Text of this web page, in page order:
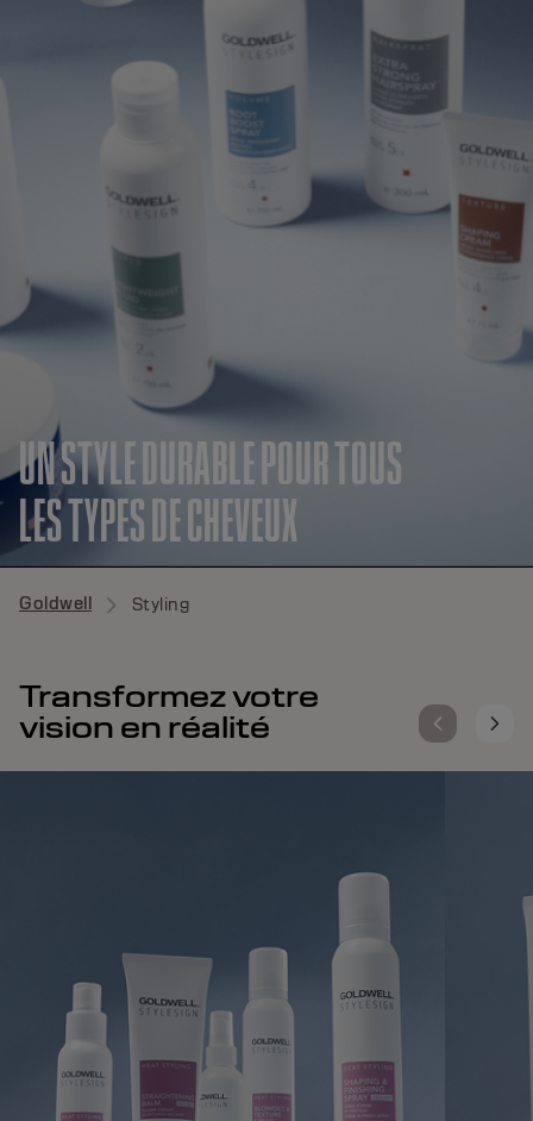
UN STYLE DURABLE POUR TOUS
LES TYPES DE CHEVEUX
Goldwell Styling
Transformez votre
vision en réalité